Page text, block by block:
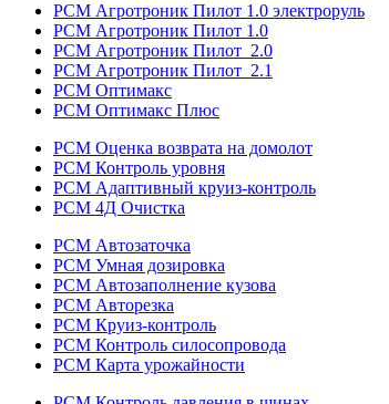
РСМ Агротроник Пилот 1.0 электроруль
РСМ Агротроник Пилот 1.0
РСМ Агротроник Пилот 2.0
РСМ Агротроник Пилот 2.1
РСМ Оптимакс
РСМ Оптимакс Плюс
РСМ Оценка возврата на домолот
РСМ Контроль уровня
РСМ Адаптивный круиз-контроль
РСМ 4Д Очистка
РСМ Автозаточка
РСМ Умная дозировка
РСМ Автозаполнение кузова
РСМ Авторезка
РСМ Круиз-контроль
РСМ Контроль силосопровода
РСМ Карта урожайности